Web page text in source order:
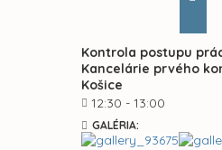
Kontrola postupu
Kancelárie prvého
Košice
12:30 - 13:00
GALÉRIA: